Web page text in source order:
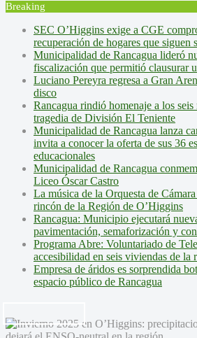
Breaking
SEC O’Higgins exige a CGE
recuperación de hogares que siguen
Municipalidad de Rancagua lideró
fiscalización que permitió clausurar
Luciano Pereyra regresa a Gran
disco
Rancagua rindió homenaje a los
tragedia de División El Teniente
Municipalidad de Rancagua lanza
invita a conocer la oferta de sus 36
educacionales
Municipalidad de Rancagua
Liceo Óscar Castro
La música de la Orquesta de
rincón de la Región de O’Higgins
Rancagua: Municipio ejecutará
pavimentación, semaforización y
Programa Abre: Voluntariado de
accesibilidad en seis viviendas de la
Empresa de áridos es sorprendida
espacio público de Rancagua